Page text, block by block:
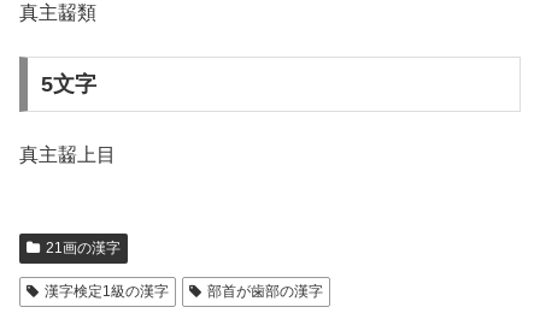
真主齧類
5文字
真主齧上目
21画の漢字
漢字検定1級の漢字 部首が歯部の漢字